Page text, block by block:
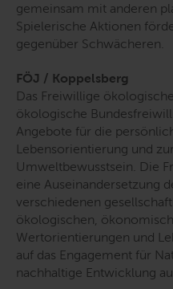
gemeinsam mit anderen
Spielerische Aktionen
gegenüber Schwächeren.
FÖJ / Koppelsberg
Das Freiwillige
ökologische
Angebote für die
Lebensorientierung und
Umweltbewusstsein. Die
eine Auseinandersetzung
verschiedenen
ökologischen,
Wertorientierungen und
auf das Engagement für
nachhaltige Entwicklung